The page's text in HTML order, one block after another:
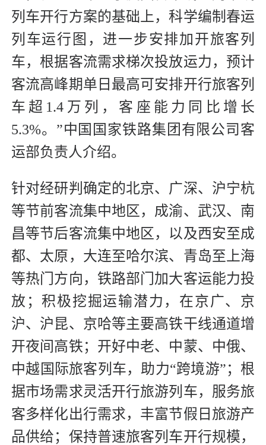
列车开行方案的基础上，科学编制春运
列车运行图，进一步安排加开旅客列
车，根据客流需求梯次投放运力，预计
客流高峰期单日最高可安排开行旅客列
车超1.4万列，客座能力同比增长
5.3%。”中国国家铁路集团有限公司客
运部负责人介绍。
针对经研判确定的北京、广深、沪宁杭
等节前客流集中地区，成渝、武汉、南
昌等节后客流集中地区，以及西安至成
都、太原，大连至哈尔滨、青岛至上海
等热门方向，铁路部门加大客运能力投
放；积极挖掘运输潜力，在京广、京
沪、沪昆、京哈等主要高铁干线通道增
开夜间高铁；开好中老、中蒙、中俄、
中越国际旅客列车，助力“跨境游”；根
据市场需求灵活开行旅游列车，服务旅
客多样化出行需求，丰富节假日旅游产
品供给；保持普速旅客列车开行规模，